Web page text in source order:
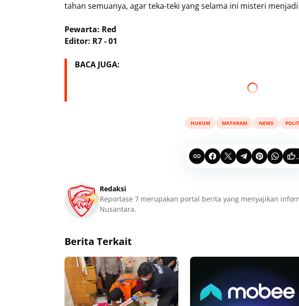
tahan semuanya, agar teka-teki yang selama ini misteri
Pewarta: Red
Editor: R7 - 01
BACA JUGA:
HUKUM MATARAM NEWS
Redaksi
Reportase 7 merupakan portal berita yang menyajikan
Nusantara.
Berita Terkait